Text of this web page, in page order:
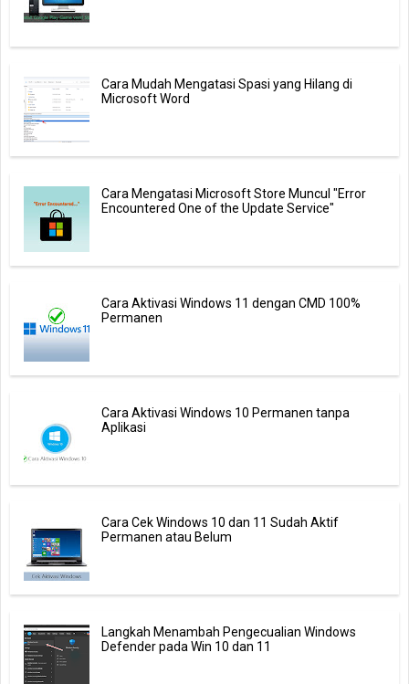
Cara Mudah Mengatasi Spasi yang Hilang di
Microsoft Word
Cara Mengatasi Microsoft Store Muncul "Error
Encountered One of the Update Service"
Cara Aktivasi Windows 11 dengan CMD 100%
Permanen
Cara Aktivasi Windows 10 Permanen tanpa
Aplikasi
Cara Cek Windows 10 dan 11 Sudah Aktif
Permanen atau Belum
Langkah Menambah Pengecualian Windows
Defender pada Win 10 dan 11